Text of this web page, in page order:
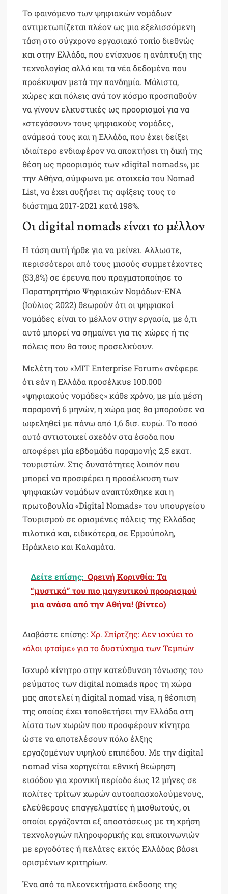
Το φαινόμενο των ψηφιακών νομάδων
αντιμετωπίζεται πλέον ως μια εξελισσόμενη
τάση στο σύγχρονο εργασιακό τοπίο διεθνώς
και στην Ελλάδα, που ενίσχυσε η ανάπτυξη της
τεχνολογίας αλλά και τα νέα δεδομένα που
προέκυψαν μετά την πανδημία. Μάλιστα,
χώρες και πόλεις ανά τον κόσμο προσπαθούν
να γίνουν ελκυστικές ως προορισμοί για να
«στεγάσουν» τους ψηφιακούς νομάδες,
ανάμεσά τους και η Ελλάδα, που έχει δείξει
ιδιαίτερο ενδιαφέρον να αποκτήσει τη δική της
θέση ως προορισμός των «digital nomads», με
την Αθήνα, σύμφωνα με στοιχεία του Nomad
List, να έχει αυξήσει τις αφίξεις τους το
διάστημα 2017-2021 κατά 198%.
Οι digital nomads είναι το μέλλον
Η τάση αυτή ήρθε για να μείνει. Αλλωστε,
περισσότεροι από τους μισούς συμμετέχοντες
(53,8%) σε έρευνα που πραγματοποίησε το
Παρατηρητήριο Ψηφιακών Νομάδων-ΕΝΑ
(Ιούλιος 2022) θεωρούν ότι οι ψηφιακοί
νομάδες είναι το μέλλον στην εργασία, με ό,τι
αυτό μπορεί να σημαίνει για τις χώρες ή τις
πόλεις που θα τους προσελκύουν.
Μελέτη του «MIT Enterprise Forum» ανέφερε
ότι εάν η Ελλάδα προσέλκυε 100.000
«ψηφιακούς νομάδες» κάθε χρόνο, με μία μέση
παραμονή 6 μηνών, η χώρα μας θα μπορούσε να
ωφεληθεί με πάνω από 1,6 δισ. ευρώ. Το ποσό
αυτό αντιστοιχεί σχεδόν στα έσοδα που
αποφέρει μία εβδομάδα παραμονής 2,5 εκατ.
τουριστών. Στις δυνατότητες λοιπόν που
μπορεί να προσφέρει η προσέλκυση των
ψηφιακών νομάδων αναπτύχθηκε και η
πρωτοβουλία «Digital Nomads» του υπουργείου
Τουρισμού σε ορισμένες πόλεις της Ελλάδας
πιλοτικά και, ειδικότερα, σε Ερμούπολη,
Ηράκλειο και Καλαμάτα.
Δείτε επίσης: Ορεινή Κορινθία: Τα
“μυστικά” του πιο μαγευτικού προορισμού
μια ανάσα από την Αθήνα! (βίντεο)
Διαβάστε επίσης:Χρ. Σπίρτζης: Δεν ισχύει το
«όλοι φταίμε» για το δυστύχημα των Τεμπών
Ισχυρό κίνητρο στην κατεύθυνση τόνωσης του
ρεύματος των digital nomads προς τη χώρα
μας αποτελεί η digital nomad visa, η θέσπιση
της οποίας έχει τοποθετήσει την Ελλάδα στη
λίστα των χωρών που προσφέρουν κίνητρα
ώστε να αποτελέσουν πόλο έλξης
εργαζομένων υψηλού επιπέδου. Με την digital
nomad visa χορηγείται εθνική θεώρηση
εισόδου για χρονική περίοδο έως 12 μήνες σε
πολίτες τρίτων χωρών αυτοαπασχολούμενους,
ελεύθερους επαγγελματίες ή μισθωτούς, οι
οποίοι εργάζονται εξ αποστάσεως με τη χρήση
τεχνολογιών πληροφορικής και επικοινωνιών
με εργοδότες ή πελάτες εκτός Ελλάδας βάσει
ορισμένων κριτηρίων.
Ένα από τα πλεονεκτήματα έκδοσης της